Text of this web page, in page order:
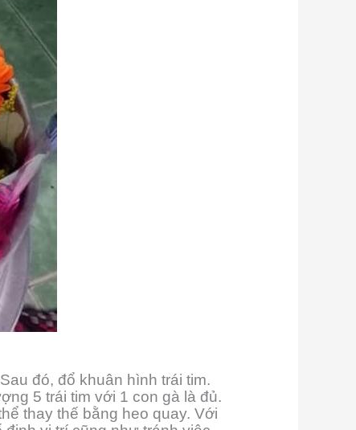
đó, đổ khuân hình trái tim.
5 trái tim với 1 con gà là đủ.
thay thế bằng heo quay. Với